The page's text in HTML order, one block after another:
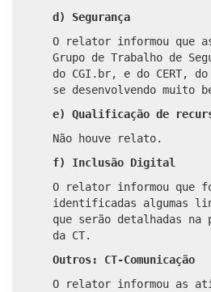
d) Segurança
O relator informou que
Grupo de Trabalho de
do CGI.br, e do CERT,
se desenvolvendo muito
e) Qualificação de
Não houve relato.
f) Inclusão Digital
O relator informou que
identificadas algumas
que serão detalhadas na
da CT.
Outros: CT-Comunicação
O relator informou as